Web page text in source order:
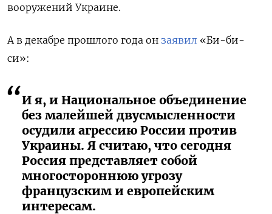
вооружений Украине.
А в декабре прошлого года он заявил «Би-би-
си»:
И я, и Национальное объединение
без малейшей двусмысленности
осудили агрессию России против
Украины. Я считаю, что сегодня
Россия представляет собой
многостороннюю угрозу
французским и европейским
интересам.